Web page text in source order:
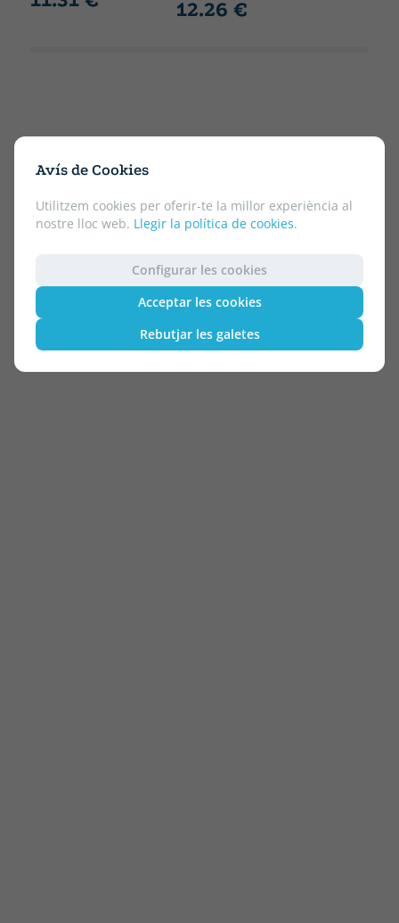
Avís de Cookies
Utilitzem cookies per oferir-te la millor experiència al
nostre lloc web. Llegir la política de cookies.
Configurar les cookies
Acceptar les cookies
Rebutjar les galetes
12.26 €